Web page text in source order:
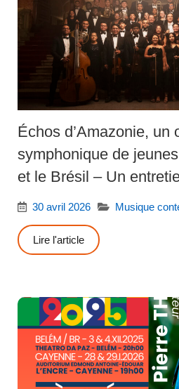
Échos d’Amazonie, un
symphonique de
et le Brésil – Un
Ngo Yamb Ngan
30 avril 2026 Musique
Lire l'article